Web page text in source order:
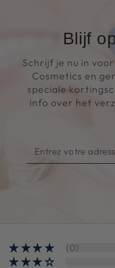
Blijf
Schrijf je nu in
Cosmetics en
speciale
info over het
Entrez
votre
(0)